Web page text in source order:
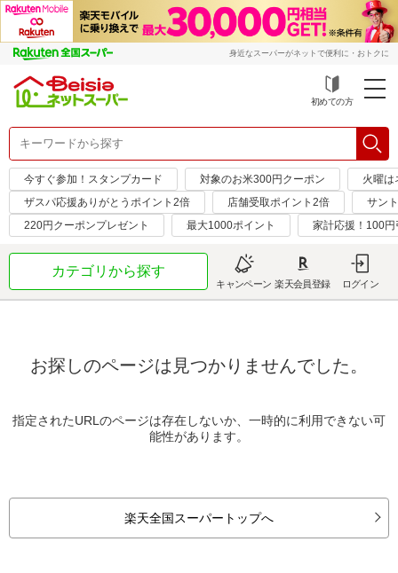
身近なスーパーがネットで便利に・おトクに
初めての方
今すぐ参加！スタンプカード 対象のお米300円クーポン
火曜は
ザスパ応援ありがとうポイント2倍
店舗受取ポイント2倍
サン
220円クーポンプレゼント
最大1000ポイント 家計応援！100
カテゴリから探す
キャンペーン 楽天会員登録 ログイン
お探しのページは見つかりませんでした。
指定されたURLのページは存在しないか、一時的に利用できない可
能性があります。
楽天全国スーパートップへ